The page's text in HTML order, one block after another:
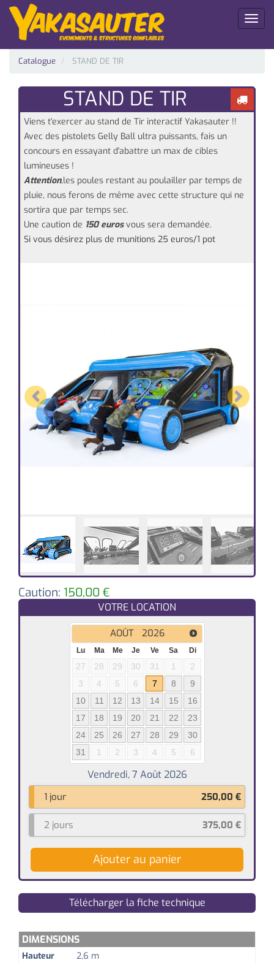
Toggle
Catalogue STAND DE TIR
STAND DE TIR
Viens t'exercer au stand de Tir interactif Yakasauter !!
Avec des pistolets Gelly Ball ultra puissants, fais un
concours en essayant d'abattre un max de cibles
lumineuses !
Attention,les poules restant au poulailler par temps de
pluie, nous ferons de même avec cette structure qui ne
sortira que par temps sec.
Une caution de 150 eurosvous sera demandée.
Si vous désirez plus de munitions 25 euros/1 pot
Previous Next
Caution: 150,00 €
VOTRE LOCATION
AOÛT 2026
Lu Ma Me Je Ve Sa Di
27 28 29 30 31 1
2
3
4 5 6 7 8
9
10
11 12 13 14 15
16
17
18 19 20 21 22
23
24
25 26 27 28 29
30
31
1 2 3 4 5 6
1 jour 250,00 €
2 jours 375,00 €
Ajouter au panier
Télécharger la fiche technique
DIMENSIONS
Hauteur
2,6 m